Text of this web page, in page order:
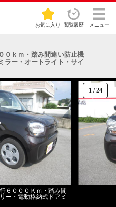
お気に入り 閲覧履歴 メニュー
０ｋｍ・踏み間違い防止機
ラー・オートライト・サイ
1 /24
６０００Ｋｍ・踏み間
ー・電動格納式ドアミ